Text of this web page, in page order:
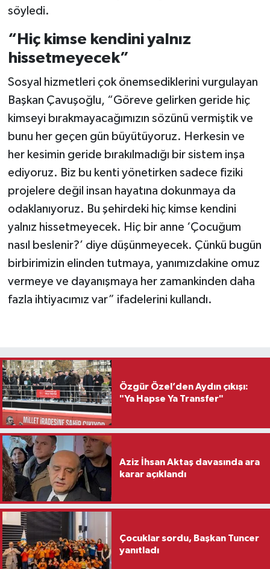
söyledi.
“Hiç kimse kendini yalnız
hissetmeyecek”
Sosyal hizmetleri çok önemsediklerini vurgulayan
Başkan Çavuşoğlu, “Göreve gelirken geride hiç
kimseyi bırakmayacağımızın sözünü vermiştik ve
bunu her geçen gün büyütüyoruz. Herkesin ve
her kesimin geride bırakılmadığı bir sistem inşa
ediyoruz. Biz bu kenti yönetirken sadece fiziki
projelere değil insan hayatına dokunmaya da
odaklanıyoruz. Bu şehirdeki hiç kimse kendini
yalnız hissetmeyecek. Hiç bir anne ‘Çocuğum
nasıl beslenir?’ diye düşünmeyecek. Çünkü bugün
birbirimizin elinden tutmaya, yanımızdakine omuz
vermeye ve dayanışmaya her zamankinden daha
fazla ihtiyacımız var” ifadelerini kullandı.
Özgür Özel’den Aydın çıkışı:
"Ya Hapse Ya Transfer"
Aziz İhsan Aktaş davasında ara
karar açıklandı
Çocuklar sordu, Başkan Tuncer
yanıtladı